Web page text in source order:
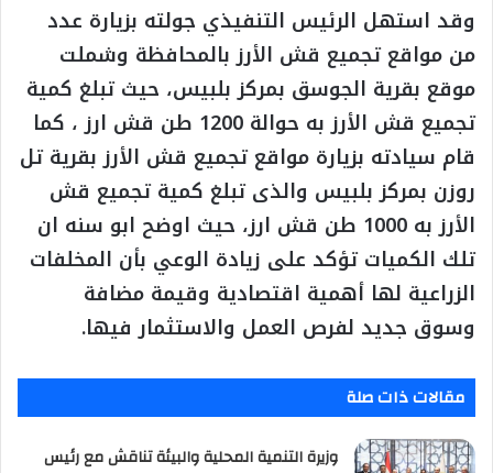
وقد استهل الرئيس التنفيذي جولته بزيارة عدد
من مواقع تجميع قش الأرز بالمحافظة وشملت
موقع بقرية الجوسق بمركز بلبيس، حيث تبلغ كمية
تجميع قش الأرز به حوالة 1200 طن قش ارز ، كما
قام سيادته بزيارة مواقع تجميع قش الأرز بقرية تل
روزن بمركز بلبيس والذى تبلغ كمية تجميع قش
الأرز به 1000 طن قش ارز، حيث اوضح ابو سنه ان
تلك الكميات تؤكد على زيادة الوعي بأن المخلفات
الزراعية لها أهمية اقتصادية وقيمة مضافة
وسوق جديد لفرص العمل والاستثمار فيها.
مقالات ذات صلة
وزيرة التنمية المحلية والبيئة تناقش مع رئيس